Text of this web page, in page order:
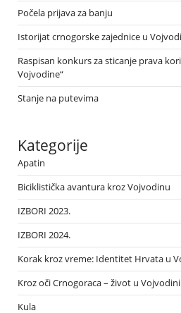
Počela prijava za banju
Istorijat crnogorske zajednice u
Raspisan konkurs za sticanje prava
Vojvodine“
Stanje na putevima
Kategorije
Apatin
Biciklistička avantura kroz Vojvodinu
IZBORI 2023.
IZBORI 2024.
Korak kroz vreme: Identitet Hrvata u
Kroz oči Crnogoraca – život u Vojvodini
Kula